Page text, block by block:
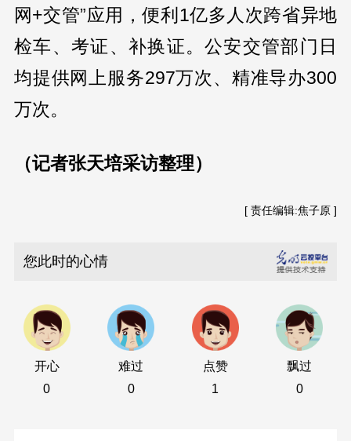
网+交管”应用，便利1亿多人次跨省异地
检车、考证、补换证。公安交管部门日
均提供网上服务297万次、精准导办300
万次。
（记者张天培采访整理）
[ 责任编辑:焦子原 ]
您此时的心情
开心
0
难过
0
点赞
1
飘过
0